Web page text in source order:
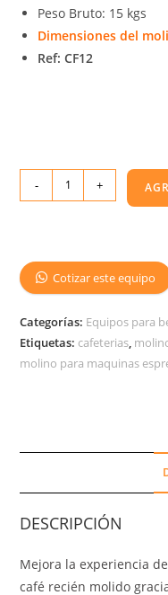
Peso Bruto: 15 kgs
Dimensiones del
Ref: CF12
- +
Cotizar este equipo
Categorías: Equipos para
Etiquetas: cafeterias
molino para maquinas
DESCRIPCIÓN
Mejora la experiencia
café recién molido